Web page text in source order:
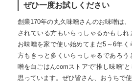
ぜひ一度お試しください
創業170年の丸久味噌さんのお味噌は
されている方もいらっしゃるかもし
お味噌を家で使い始めてまだ5～6年
方もきっと多くいらっしゃるであろう
噌を白ごはんcomストアで“推し味噌”
思っています。ぜひ皆さん、おうちで